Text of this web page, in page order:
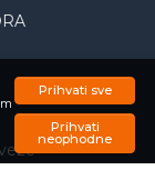
Prihvati sve
Prihvati
neophodne